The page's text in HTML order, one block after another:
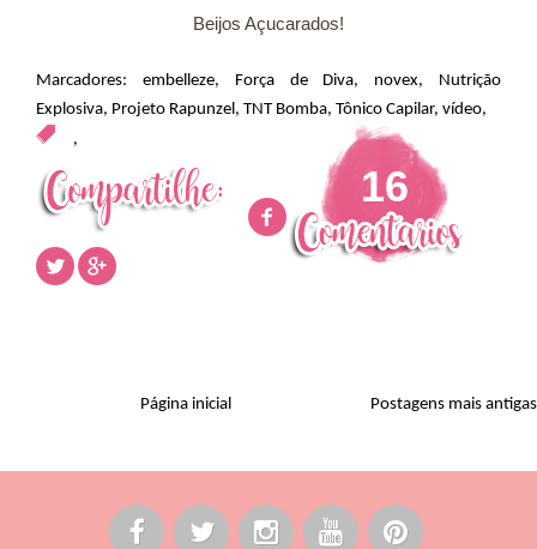
Beijos Açucarados!
Marcadores: embelleze, Força de Diva, novex, Nutrição
Explosiva, Projeto Rapunzel , TNT Bomba, Tônico Capilar, vídeo,
,
16
Postagens mais antigas
Página inicial